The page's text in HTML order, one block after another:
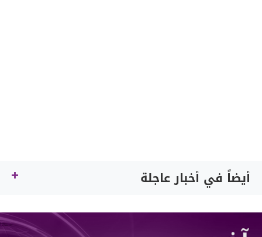
أيضاً في أخبار عاجلة